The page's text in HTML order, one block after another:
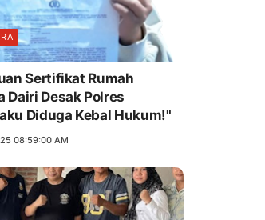
Sertifikat Rumah
Dairi Desak Polres
Diduga Kebal Hukum!"
08:59:00 AM